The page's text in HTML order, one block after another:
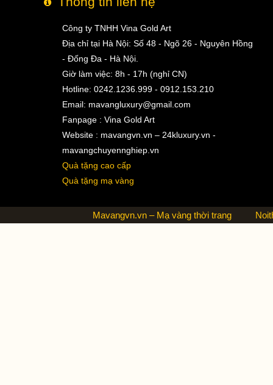
Công ty TNHH Vina Gold Art
Địa chỉ tại Hà Nội: Số 48 - Ngõ 26 - Nguyên Hồng
- Đống Đa - Hà Nội.
Giờ làm việc: 8h - 17h (nghỉ CN)
Hotline: 0242.1236.999 - 0912.153.210
Email: mavangluxury@gmail.com
Fanpage : Vina Gold Art
Website : mavangvn.vn – 24kluxury.vn -
mavangchuyennghiep.vn
Quà tặng cao cấp
Quà tặng mạ vàng
Mavangvn.vn – Mạ vàng thời trang